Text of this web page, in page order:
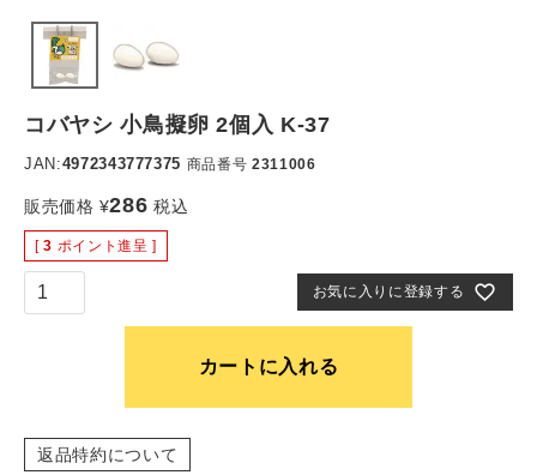
コバヤシ 小鳥擬卵 2個入 K-37
JAN:4972343777375 商品番号 2311006
販売価格 ¥286 税込
[ 3 ポイント進呈 ]
お気に入りに登録する
カートに入れる
返品特約について